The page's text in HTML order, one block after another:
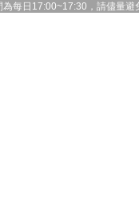
每日17:00~17:30，請儘量